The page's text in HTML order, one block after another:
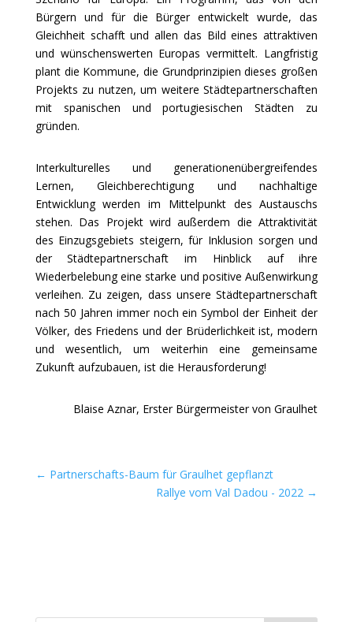
Bürgern und für die Bürger entwickelt wurde, das
Gleichheit schafft und allen das Bild eines attraktiven
und wünschenswerten Europas vermittelt. Langfristig
plant die Kommune, die Grundprinzipien dieses großen
Projekts zu nutzen, um weitere Städtepartnerschaften
mit spanischen und portugiesischen Städten zu
gründen.
Interkulturelles und generationenübergreifendes
Lernen, Gleichberechtigung und nachhaltige
Entwicklung werden im Mittelpunkt des Austauschs
stehen. Das Projekt wird außerdem die Attraktivität
des Einzugsgebiets steigern, für Inklusion sorgen und
der Städtepartnerschaft im Hinblick auf ihre
Wiederbelebung eine starke und positive Außenwirkung
verleihen. Zu zeigen, dass unsere Städtepartnerschaft
nach 50 Jahren immer noch ein Symbol der Einheit der
Völker, des Friedens und der Brüderlichkeit ist, modern
und wesentlich, um weiterhin eine gemeinsame
Zukunft aufzubauen, ist die Herausforderung!
Blaise Aznar, Erster Bürgermeister von Graulhet
← Partnerschafts-Baum für Graulhet gepflanzt
Rallye vom Val Dadou - 2022 →